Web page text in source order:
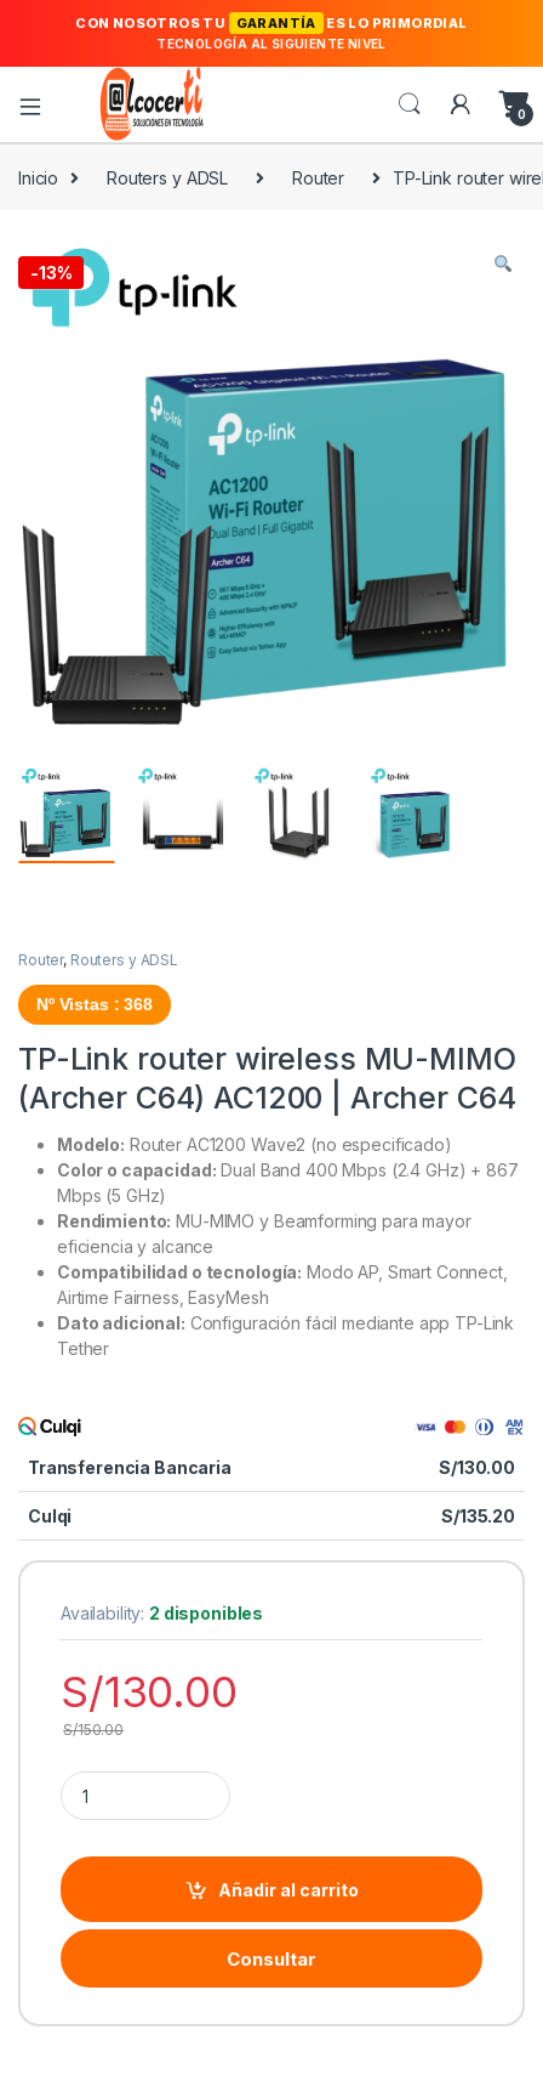
CON NOSOTROS TU GARANTÍA ES LO PRIMORDIAL
TECNOLOGÍA AL SIGUIENTE NIVEL
0
Inicio Routers y ADSL Router TP-Link router
-13%
Router, Routers y ADSL
Nº Vistas : 368
TP-Link router wireless MU-MIMO
(Archer C64) AC1200 | Archer C64
Modelo: Router AC1200 Wave2 (no especificado)
Color o capacidad: Dual Band 400 Mbps (2.4 GHz) + 867
Mbps (5 GHz)
Rendimiento: MU-MIMO y Beamforming para mayor
eficiencia y alcance
Compatibilidad o tecnología: Modo AP, Smart Connect,
Airtime Fairness, EasyMesh
Dato adicional: Configuración fácil mediante app TP-Link
Tether
Transferencia Bancaria S/130.00
Culqi S/135.20
Availability: 2 disponibles
S/130.00
S/150.00
Cantidad TP-Link router wireless MU-MIMO (Archer C64)
Añadir al carrito
Consultar